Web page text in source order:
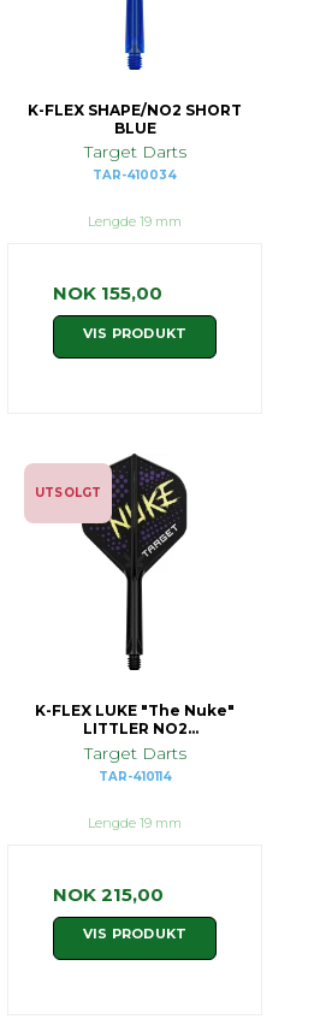
K-FLEX SHAPE/NO2 SHORT
BLUE
Target Darts
TAR-410034
Lengde 19 mm
NOK 155,00
VIS PRODUKT
UTSOLGT
K-FLEX LUKE "The Nuke"
LITTLER NO2
INTERMEDIATE
Target Darts
TAR-410114
Lengde 19 mm
NOK 215,00
VIS PRODUKT